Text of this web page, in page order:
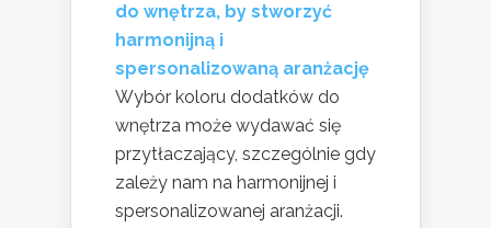
do wnętrza, by stworzyć
harmonijną i
spersonalizowaną aranżację
Wybór koloru dodatków do
wnętrza może wydawać się
przytłaczający, szczególnie gdy
zależy nam na harmonijnej i
spersonalizowanej aranżacji.